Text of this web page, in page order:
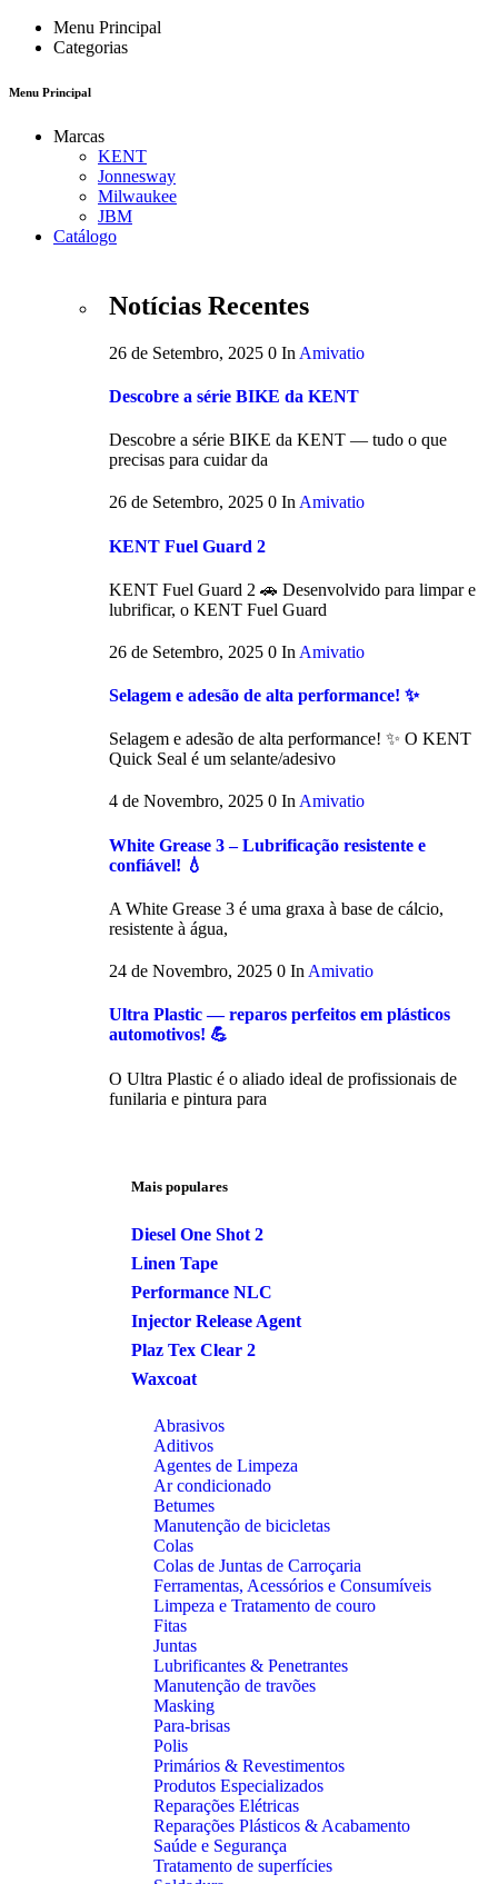
Menu Principal
Categorias
Menu Principal
Marcas
KENT
Jonnesway
Milwaukee
JBM
Catálogo
Notícias Recentes
26 de Setembro, 2025 0 In Amivatio
Descobre a série BIKE da KENT
Descobre a série BIKE da KENT — tudo o que
precisas para cuidar da
26 de Setembro, 2025 0 In Amivatio
KENT Fuel Guard 2
KENT Fuel Guard 2 🚗 Desenvolvido para limpar e
lubrificar, o KENT Fuel Guard
26 de Setembro, 2025 0 In Amivatio
Selagem e adesão de alta performance! ✨
Selagem e adesão de alta performance! ✨ O KENT
Quick Seal é um selante/adesivo
4 de Novembro, 2025 0 InAmivatio
White Grease 3 – Lubrificação resistente e
confiável! 💧
A White Grease 3 é uma graxa à base de cálcio,
resistente à água,
24 de Novembro, 2025 0 In Amivatio
Ultra Plastic — reparos perfeitos em plásticos
automotivos! 💪
O Ultra Plastic é o aliado ideal de profissionais de
funilaria e pintura para
Mais populares
Diesel One Shot 2
Linen Tape
Performance NLC
Injector Release Agent
Plaz Tex Clear 2
Waxcoat
Abrasivos
Aditivos
Agentes de Limpeza
Ar condicionado
Betumes
Manutenção de bicicletas
Colas
Colas de Juntas de Carroçaria
Ferramentas, Acessórios e Consumíveis
Limpeza e Tratamento de couro
Fitas
Juntas
Lubrificantes & Penetrantes
Manutenção de travões
Masking
Para-brisas
Polis
Primários & Revestimentos
Produtos Especializados
Reparações Elétricas
Reparações Plásticos & Acabamento
Saúde e Segurança
Tratamento de superfícies